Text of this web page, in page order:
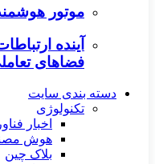
موتور
آینده
فضاهای
دسته بندی سایت
تکنولوژی
اخبار
هوش
بلاک چین